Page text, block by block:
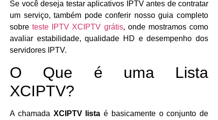
Se você deseja testar aplicativos IPTV antes de contratar
um serviço, também pode conferir nosso guia completo
sobreteste IPTV XCIPTV grátis, onde mostramos como
avaliar estabilidade, qualidade HD e desempenho dos
servidores IPTV.
O Que é uma Lista
XCIPTV?
A chamada XCIPTV lista é basicamente o conjunto de